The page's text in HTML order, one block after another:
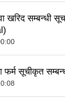
खरिद सम्बन्धी
फर्म सूचीकृत